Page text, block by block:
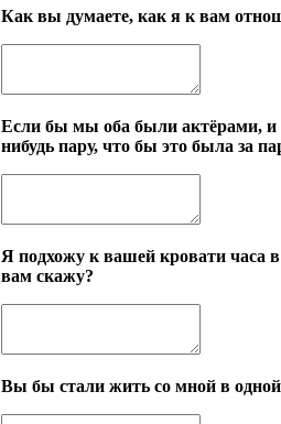
Как вы думаете, как я к вам
Если бы мы оба были актёрами,
нибудь пару, что бы это была за
Я подхожу к вашей кровати часа
вам скажу?
Вы бы стали жить со мной в одной